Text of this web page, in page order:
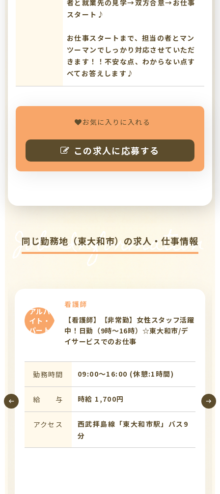
者と就業先の見学→双方合意→お仕事
スタート♪
お仕事スタートまで、担当の者とマン
ツーマンでしっかり対応させていただ
きます！！不安な点、わからない点す
べてお答えします♪
お気に入りに入れる
この求人に応募する
Job Information
同じ勤務地（東大和市）の求人・仕事情報
アルバ
イト・
パート
看護師
【看護師】【非常勤】女性スタッフ活躍
中！日勤（9時～16時）☆東大和市/デ
イサービスでのお仕事
勤務時間 09:00〜16:00 (休憩:1時間)
給 与 時給 1,700円
アクセス
西武拝島線「東大和市駅」バス9
分